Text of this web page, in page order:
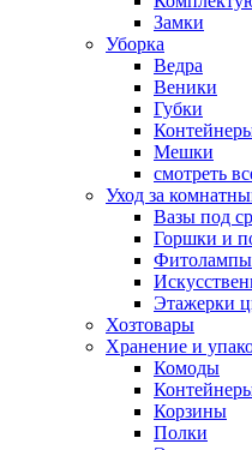
Замки
Уборка
Ведра
Веники
Губки
Мешки
смотреть
Уход за
Вазы под
Горшки и
Фитолампы
Этажерки
Хозтовары
Хранение и
Комоды
Корзины
Полки